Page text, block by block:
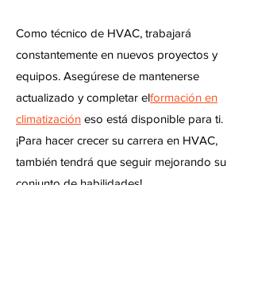
Como técnico de HVAC, trabajará
constantemente en nuevos proyectos y
equipos. Asegúrese de mantenerse
actualizado y completar elformación en
climatización eso está disponible para ti.
¡Para hacer crecer su carrera en HVAC,
también tendrá que seguir mejorando su
conjunto de habilidades!